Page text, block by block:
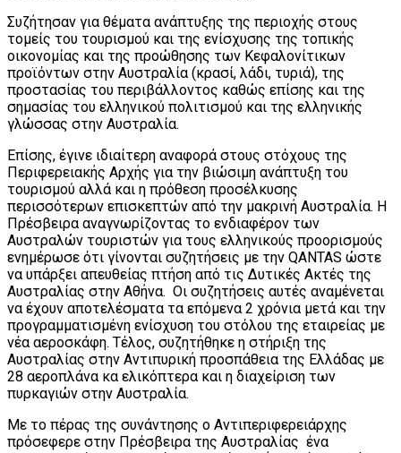
Συζήτησαν για θέματα ανάπτυξης της περιοχής στους
τομείς του τουρισμού και της ενίσχυσης της τοπικής
οικονομίας και της προώθησης των Κεφαλονίτικων
προϊόντων στην Αυστραλία (κρασί, λάδι, τυριά), της
προστασίας του περιβάλλοντος καθώς επίσης και της
σημασίας του ελληνικού πολιτισμού και της ελληνικής
γλώσσας στην Αυστραλία.
Επίσης, έγινε ιδιαίτερη αναφορά στους στόχους της
Περιφερειακής Αρχής για την βιώσιμη ανάπτυξη του
τουρισμού αλλά και η πρόθεση προσέλκυσης
περισσότερων επισκεπτών από την μακρινή Αυστραλία. Η
Πρέσβειρα αναγνωρίζοντας το ενδιαφέρον των
Αυστραλών τουριστών για τους ελληνικούς προορισμούς
ενημέρωσε ότι γίνονται συζητήσεις με την QANTAS ώστε
να υπάρξει απευθείας πτήση από τις Δυτικές Ακτές της
Αυστραλίας στην Αθήνα. Οι συζητήσεις αυτές αναμένεται
να έχουν αποτελέσματα τα επόμενα 2 χρόνια μετά και την
προγραμματισμένη ενίσχυση του στόλου της εταιρείας με
νέα αεροσκάφη. Τέλος, συζητήθηκε η στήριξη της
Αυστραλίας στην Αντιπυρική προσπάθεια της Ελλάδας με
28 αεροπλάνα κα ελικόπτερα και η διαχείριση των
πυρκαγιών στην Αυστραλία.
Με το πέρας της συνάντησης ο Αντιπεριφερειάρχης
πρόσεφερε στην Πρέσβειρα της Αυστραλίας ένα